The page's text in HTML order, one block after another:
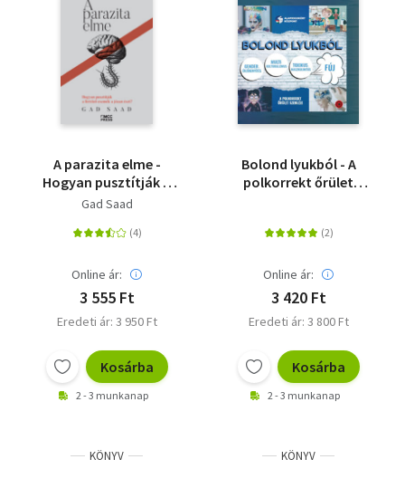
A parazita elme -
Hogyan pusztítják a
fertőző eszmék a
Gad Saad
Online ár:
3 555 Ft
Eredeti ár: 3 950 Ft
Kosárba
2 - 3 munkanap
Bolond lyukból - A
polkorrekt őrület
Online ár:
3 420 Ft
Eredeti ár: 3 800 Ft
Kosárba
2 - 3 munkanap
KÖNYV KÖNYV